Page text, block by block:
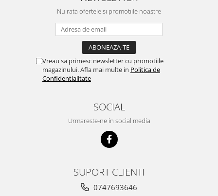
Nu rata ofertele si promotiile noastre
Vreau sa primesc newsletter cu promotiile
magazinului. Afla mai multe in Politica de
Confidentialitate
SOCIAL
Urmareste-ne in social media
SUPORT CLIENTI
0747693646